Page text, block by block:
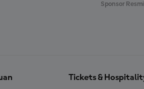
Sponsor Resmi
Tickets &